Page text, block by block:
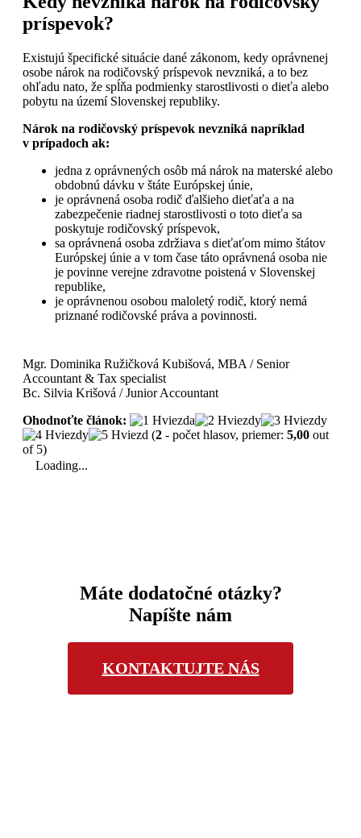
príspevok?
Existujú špecifické situácie dané zákonom, kedy oprávnenej
osobe nárok na rodičovský príspevok nevzniká, a to bez
ohľadu nato, že spĺňa podmienky starostlivosti o dieťa alebo
pobytu na území Slovenskej republiky.
Nárok na rodičovský príspevok nevzniká napríklad
v prípadoch ak:
jedna z oprávnených osôb má nárok na materské alebo
obdobnú dávku v štáte Európskej únie,
je oprávnená osoba rodič ďalšieho dieťaťa a na
zabezpečenie riadnej starostlivosti o toto dieťa sa
poskytuje rodičovský príspevok,
sa oprávnená osoba zdržiava s dieťaťom mimo štátov
Európskej únie a v tom čase táto oprávnená osoba nie
je povinne verejne zdravotne poistená v Slovenskej
republike,
je oprávnenou osobou maloletý rodič, ktorý nemá
priznané rodičovské práva a povinnosti.
Mgr. Dominika Ružičková Kubišová, MBA / Senior
Accountant & Tax specialist
Bc. Silvia Krišová / Junior Accountant
Ohodnoťte článok:
(2 - počet hlasov, priemer: 5,00 out
of 5)
Loading...
Máte dodatočné otázky?
Napíšte nám
KONTAKTUJTE NÁS